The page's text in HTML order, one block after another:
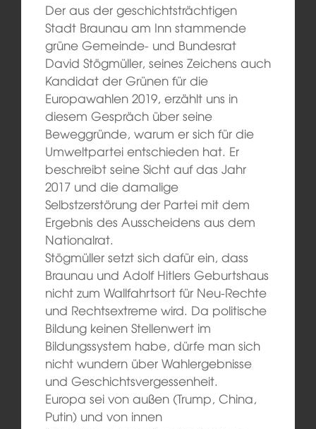
Der aus der geschichtsträchtigen
Stadt Braunau am Inn stammende
grüne Gemeinde- und Bundesrat
David Stögmüller, seines Zeichens auch
Kandidat der Grünen für die
Europawahlen 2019, erzählt uns in
diesem Gespräch über seine
Beweggründe, warum er sich für die
Umweltpartei entschieden hat. Er
beschreibt seine Sicht auf das Jahr
2017 und die damalige
Selbstzerstörung der Partei mit dem
Ergebnis des Ausscheidens aus dem
Nationalrat.
Stögmüller setzt sich dafür ein, dass
Braunau und Adolf Hitlers Geburtshaus
nicht zum Wallfahrtsort für Neu-Rechte
und Rechtsextreme wird. Da politische
Bildung keinen Stellenwert im
Bildungssystem habe, dürfe man sich
nicht wundern über Wahlergebnisse
und Geschichtsvergessenheit.
Europa sei von außen (Trump, China,
Putin) und von innen